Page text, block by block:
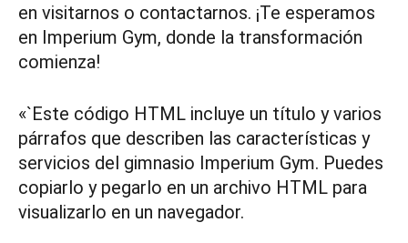
en visitarnos o contactarnos. ¡Te esperamos
en Imperium Gym, donde la transformación
comienza!
«`Este código HTML incluye un título y varios
párrafos que describen las características y
servicios del gimnasio Imperium Gym. Puedes
copiarlo y pegarlo en un archivo HTML para
visualizarlo en un navegador.